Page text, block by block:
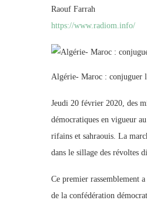
Raouf Farrah
https://www.radiom.info/
Algérie- Maroc : conjuguer
Jeudi 20 février 2020, des
démocratiques en vigueur
rifains et sahraouis. La
dans le sillage des révoltes
Ce premier rassemblement
de la confédération